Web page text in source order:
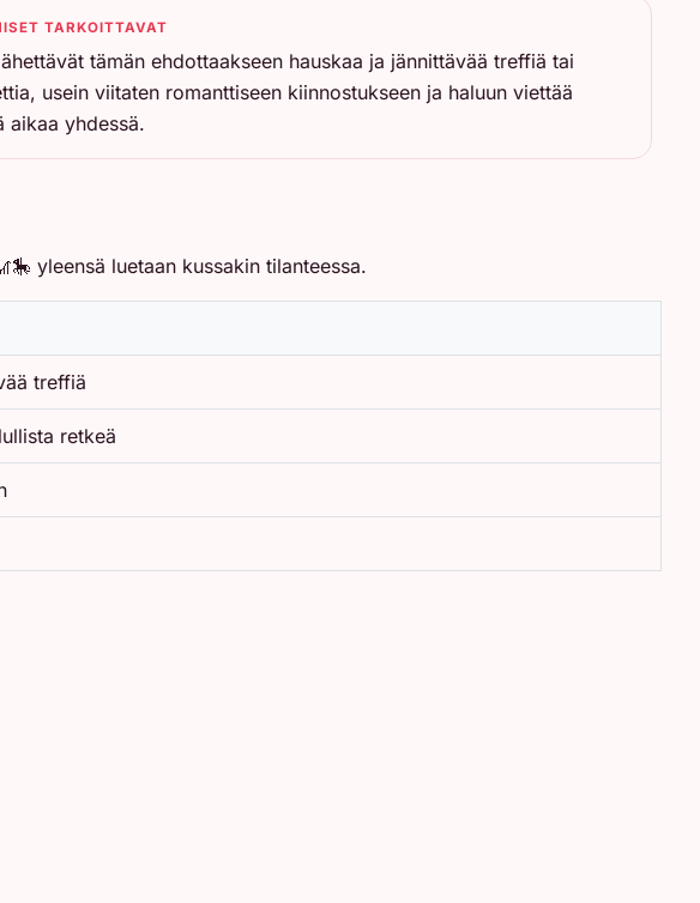
TARKOITTAVAT
tämän ehdottaakseen hauskaa ja jännittävää treffiä tai
usein viitaten romanttiseen kiinnostukseen ja haluun viettää
aikaa yhdessä.
yleensä luetaan kussakin tilanteessa.
treffiä
retkeä